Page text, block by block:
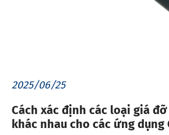
2025/06/25
Cách xác định các loại giá đỡ
khác nhau cho các ứng dụng